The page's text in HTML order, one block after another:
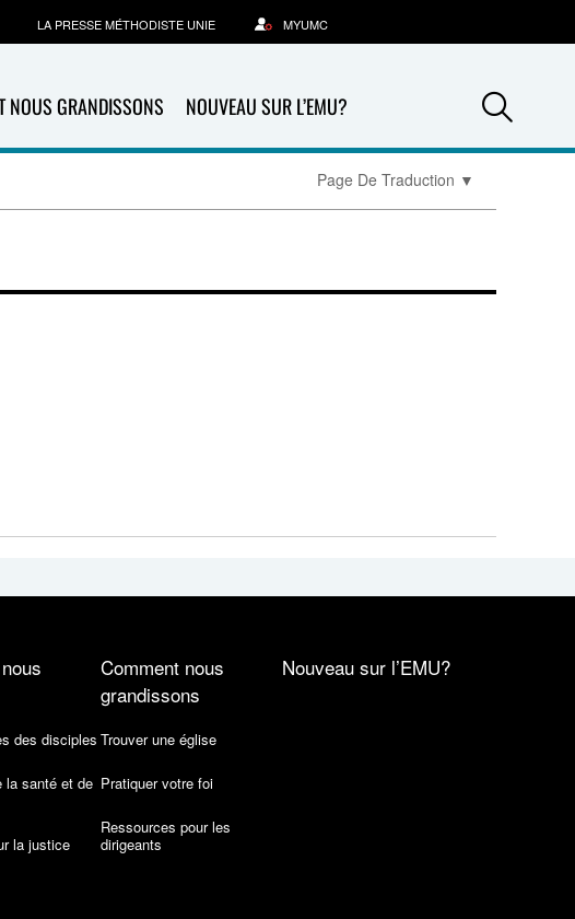
NOUS GRANDISSONS NOUVEAU SUR L’EMU?
LA PRESSE MÉTHODISTE UNIE MYUMC
Page De Traduction ▼
des disciples
la santé et de
la justice
Comment nous
grandissons
Trouver une église
Pratiquer votre foi
Ressources pour les
dirigeants
Nouveau sur l’EMU?